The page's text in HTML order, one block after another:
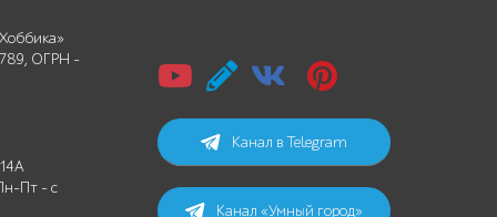
ОГРН -
Пт - с
Канал в Telegram
Канал «Умный город»